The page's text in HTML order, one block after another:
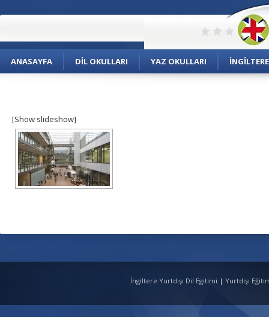
ANASAYFA DIL OKULLARI YAZ OKULLARI
[Show slideshow]
İngiltere Yurtdışı Dil Egitimi | Yurtdışı